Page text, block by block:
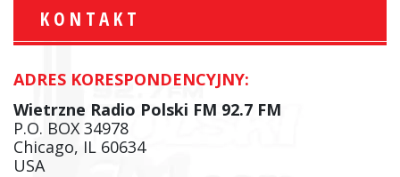
KONTAKT
ADRES KORESPONDENCYJNY:
Wietrzne Radio Polski FM 92.7 FM
P.O. BOX 34978
Chicago, IL 60634
USA